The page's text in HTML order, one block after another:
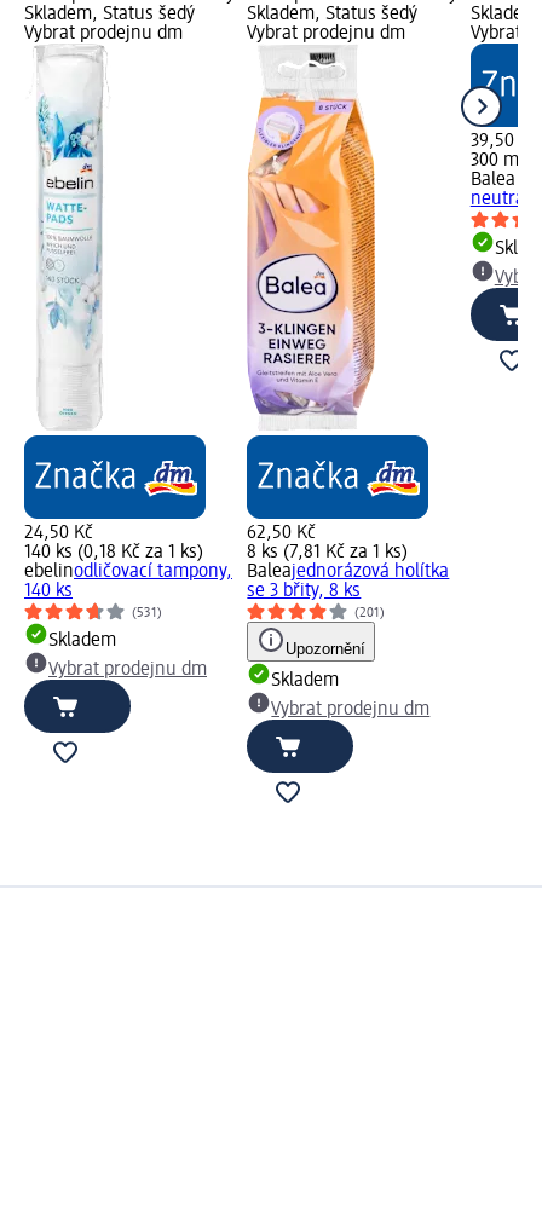
Skladem, Status šedý
Vybrat prodejnu dm
24,50 Kč
140 ks (0,18 Kč za 1 ks)
ebelinodličovací tampony,
140 ks
(531)
Skladem
Vybrat prodejnu dm
Skladem, Status šedý
Vybrat prodejnu dm
62,50 Kč
8 ks (7,81 Kč za 1 ks)
Baleajednorázová holítka
se 3 břity, 8 ks
(201)
Upozornění
Skladem
Vybrat prodejnu dm
Vybrat
39,50 Kč
300 ml
Balea